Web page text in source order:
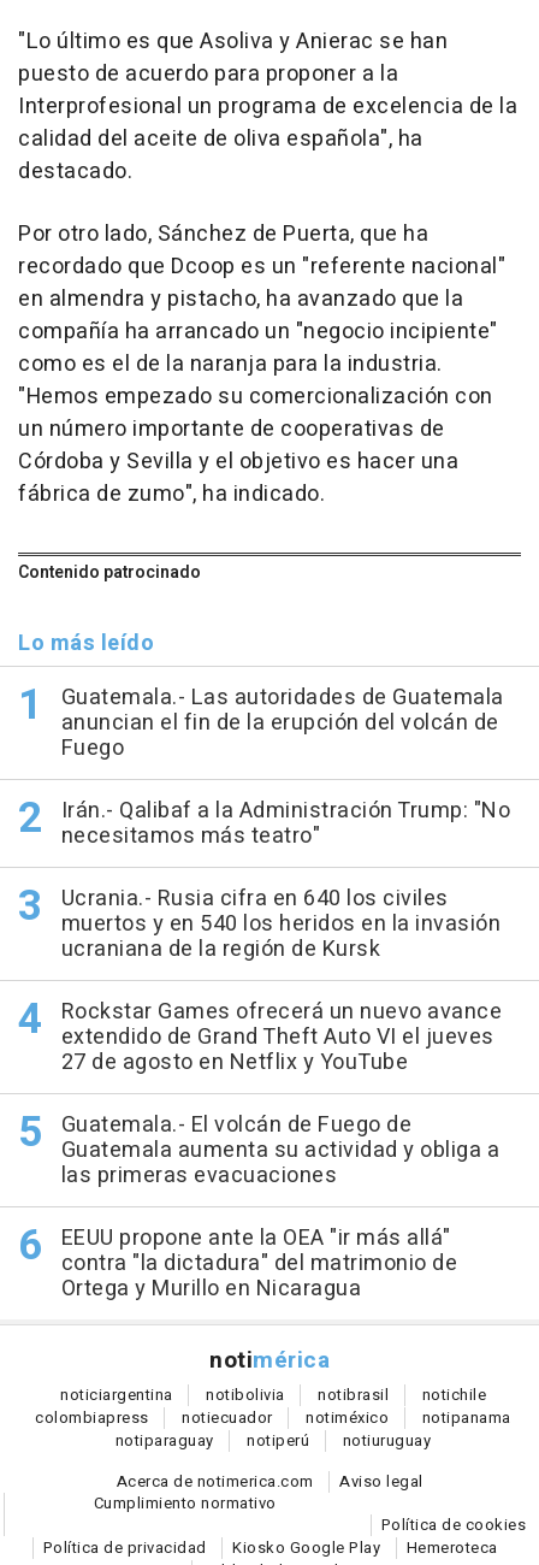
"Lo último es que Asoliva y Anierac se han
puesto de acuerdo para proponer a la
Interprofesional un programa de excelencia de la
calidad del aceite de oliva española", ha
destacado.
Por otro lado, Sánchez de Puerta, que ha
recordado que Dcoop es un "referente nacional"
en almendra y pistacho, ha avanzado que la
compañía ha arrancado un "negocio incipiente"
como es el de la naranja para la industria.
"Hemos empezado su comercionalización con
un número importante de cooperativas de
Córdoba y Sevilla y el objetivo es hacer una
fábrica de zumo", ha indicado.
Contenido patrocinado
Lo más leído
Guatemala.- Las autoridades de Guatemala
anuncian el fin de la erupción del volcán de
Fuego
Irán.- Qalibaf a la Administración Trump: "No
necesitamos más teatro"
Ucrania.- Rusia cifra en 640 los civiles
muertos y en 540 los heridos en la invasión
ucraniana de la región de Kursk
Rockstar Games ofrecerá un nuevo avance
extendido de Grand Theft Auto VI el jueves
27 de agosto en Netflix y YouTube
Guatemala.- El volcán de Fuego de
Guatemala aumenta su actividad y obliga a
las primeras evacuaciones
EEUU propone ante la OEA "ir más allá"
contra "la dictadura" del matrimonio de
Ortega y Murillo en Nicaragua
notimérica
noticiargentina notibolivia notibrasil notichile
colombiapress notiecuador notiméxico notipanama
notiparaguay notiperú notiuruguay
Acerca de notimerica.com
Aviso legal
Cumplimiento normativo
Política de cookies
Política de privacidad
Kiosko Google Play
Hemeroteca